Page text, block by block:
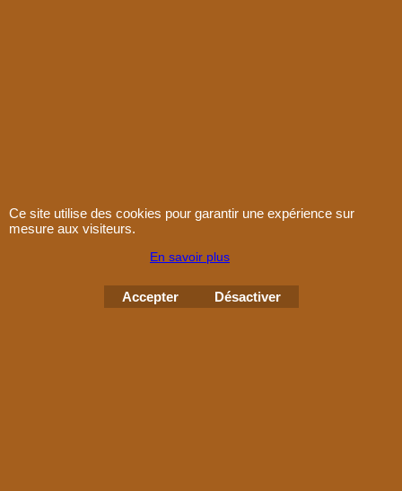
Ce site utilise des cookies pour garantir une expérience sur
mesure aux visiteurs.
En savoir plus
Accepter Désactiver